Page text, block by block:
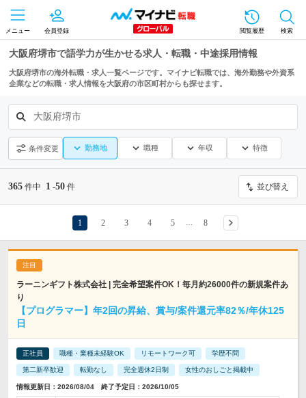
メニュー 会員登録 閲覧履歴 検索
大阪府堺市で語学力が生かせる求人・転職・中途採用情報
大阪府堺市の海外転職・求人一覧ページです。マイナビ転職では、海外勤務や外資系
企業などの転職・求人情報を大阪府の市区町村からも探せます。
大阪府堺市
条件変更 勤務地 職種 年収 特徴
365 件中 1 -50 件 並び替え
1 2 3 4 5 8
ラーニンギフト株式会社 | 完全希望案件OK！毎月約26000件の新規案件あ
り
【プログラマー】年2回の昇給、賞与/案件還元率82％/年休125
日
正社員 職種・業種未経験OK リモートワーク可 学歴不問
第二新卒歓迎 転勤なし 完全週休2日制 女性のおしごと掲載中
情報更新日：2026/08/04 終了予定日：2026/10/05